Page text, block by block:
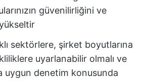
güvenilirliğini ve
sektörlere, şirket boyutlarına
uyarlanabilir olmalı ve
uygun denetim konusunda